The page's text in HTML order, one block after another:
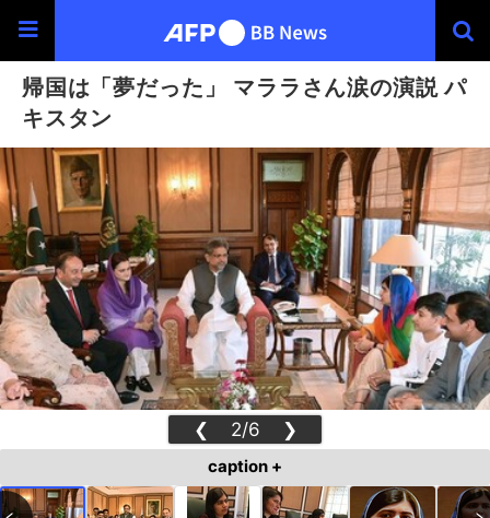
帰国は「夢だった」 マララさん涙の演説 パ
キスタン
❮ 2/6 ❯
caption +